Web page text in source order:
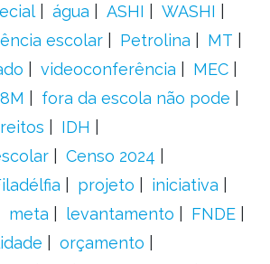
água ASHI
WASHI
escolar Petrolina
MT
videoconferência
MEC
fora da escola não pode
IDH
Censo 2024
projeto
iniciativa
meta levantamento
FNDE
orçamento